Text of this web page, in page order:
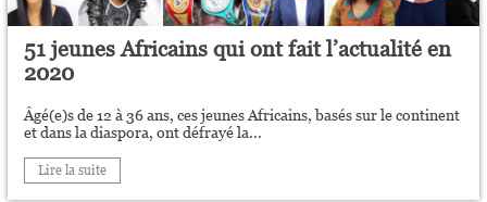
51 jeunes Africains qui ont fait l’actualité en
2020
Âgé(e)s de 12 à 36 ans, ces jeunes Africains, basés sur le continent
et dans la diaspora, ont défrayé la...
Lire la suite